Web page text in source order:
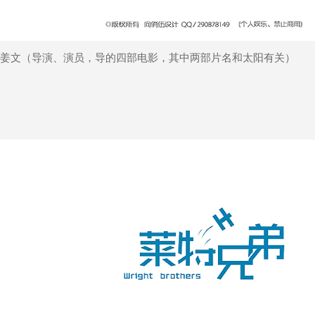
姜文（导演、演员，导的四部电影，其中两部片名和太阳有关）